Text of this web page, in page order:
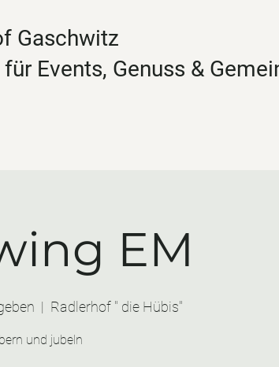
Gaschwitz
Events, Genuss &
EM
  |
Radlerhof " die Hübis"
und jubeln